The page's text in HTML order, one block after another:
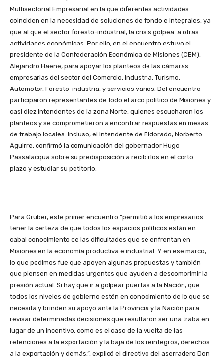
Multisectorial Empresarial en la que diferentes actividades
coinciden en la necesidad de soluciones de fondo e integrales, ya
que al que el sector foresto-industrial, la crisis golpea a otras
actividades económicas. Por ello, en el encuentro estuvo el
presidente de la Confederación Económica de Misiones (CEM),
Alejandro Haene, para apoyar los planteos de las cámaras
empresarias del sector del Comercio, Industria, Turismo,
Automotor, Foresto-industria, y servicios varios. Del encuentro
participaron representantes de todo el arco político de Misiones y
casi diez intendentes de la zona Norte, quienes escucharon los
planteos y se comprometieron a encontrar respuestas en mesas
de trabajo locales. Incluso, el intendente de Eldorado, Norberto
Aguirre, confirmó la comunicación del gobernador Hugo
Passalacqua sobre su predisposición a recibirlos en el corto
plazo y estudiar su petitorio.
Para Gruber, este primer encuentro “permitió a los empresarios
tener la certeza de que todos los espacios políticos están en
cabal conocimiento de las dificultades que se enfrentan en
Misiones en la economía productiva e industrial. Y en ese marco,
lo que pedimos fue que apoyen algunas propuestas y también
que piensen en medidas urgentes que ayuden a descomprimir la
presión actual. Si hay que ir a golpear puertas a la Nación, que
todos los niveles de gobierno estén en conocimiento de lo que se
necesita y brinden su apoyo ante la Provincia y la Nación para
revisar determinadas decisiones que resultaron ser una traba en
lugar de un incentivo, como es el caso de la vuelta de las
retenciones a la exportación y la baja de los reintegros, derechos
a la exportación y demás,”, explicó el directivo del aserradero Don